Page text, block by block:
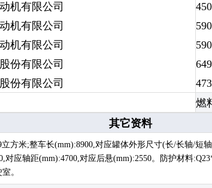
机有限公司
机有限公司
机有限公司
份有限公司
份有限公司
燃
其它资料
方米;整车长(mm):8900,对应罐体外形尺寸(长/长轴/短
对应轴距(mm):4700,对应后悬(mm):2550。防护材料
。